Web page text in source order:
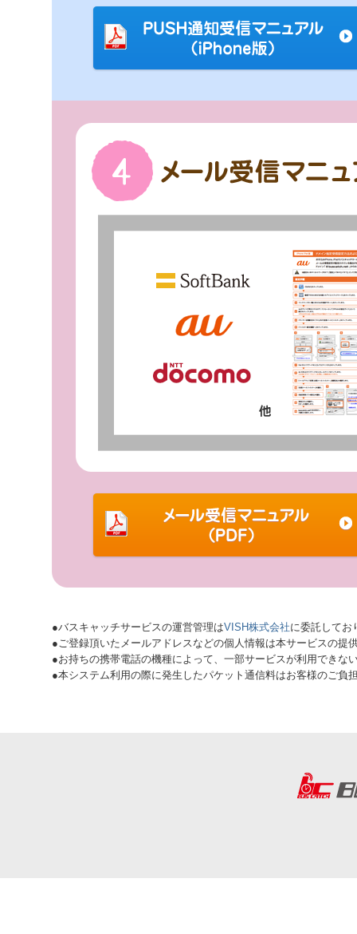
●バスキャッチサービスの運営管理はVISH株式会社に委託してお
●ご登録頂いたメールアドレスなどの個人情報は本サービスの提
●お持ちの携帯電話の機種によって、一部サービスが利用できな
●本システム利用の際に発生したパケット通信料はお客様のご負